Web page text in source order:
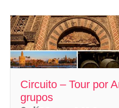
Circuito – Tour por
grupos